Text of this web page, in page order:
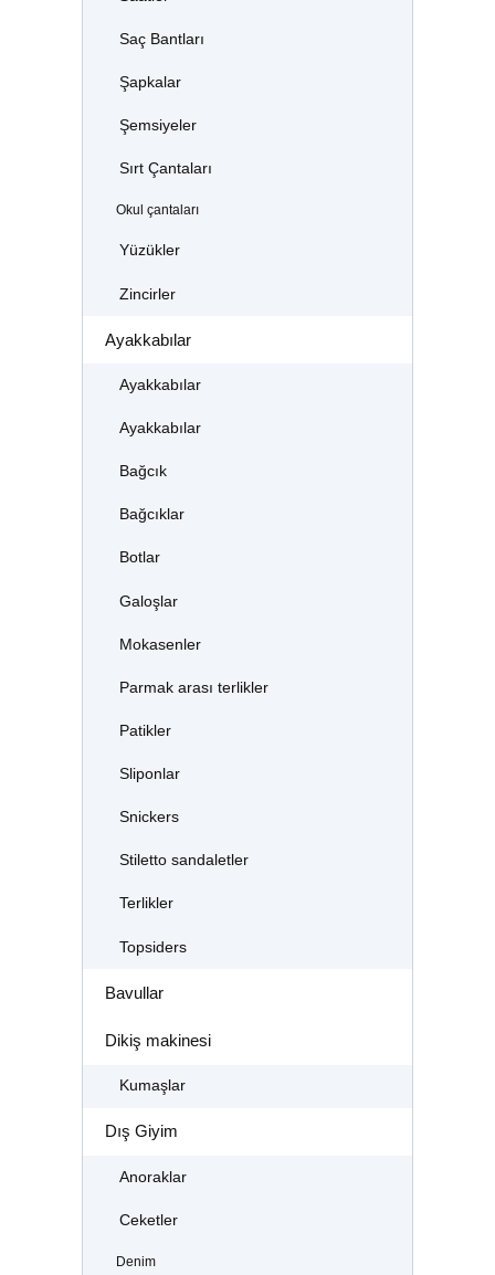
Saç Bantları
Şapkalar
Şemsiyeler
Sırt Çantaları
Okul çantaları
Yüzükler
Zincirler
Ayakkabılar
Ayakkabılar
Ayakkabılar
Bağcık
Bağcıklar
Botlar
Galoşlar
Mokasenler
Parmak arası terlikler
Patikler
Sliponlar
Snickers
Stiletto sandaletler
Terlikler
Topsiders
Bavullar
Dikiş makinesi
Kumaşlar
Dış Giyim
Anoraklar
Ceketler
Denim